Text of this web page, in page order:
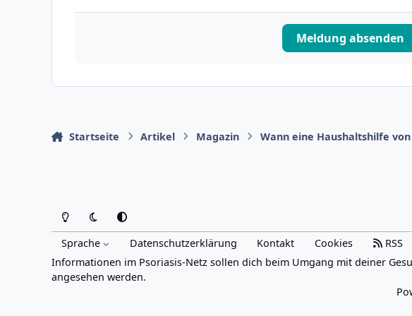
Meldung absenden
Startseite Artikel Magazin Wann eine Haushaltshilfe
Heller ModusDunkler Modus
Systemeinstellung
Sprache Datenschutzerklärung Kontakt Cookies
RSS
Informationen im Psoriasis-Netz sollen dich beim Umgang mit deiner
angesehen werden.